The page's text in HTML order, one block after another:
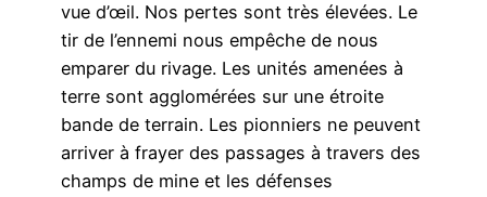
vue d’œil. Nos pertes sont très élevées. Le
tir de l’ennemi nous empêche de nous
emparer du rivage. Les unités amenées à
terre sont agglomérées sur une étroite
bande de terrain. Les pionniers ne peuvent
arriver à frayer des passages à travers des
champs de mine et les défenses